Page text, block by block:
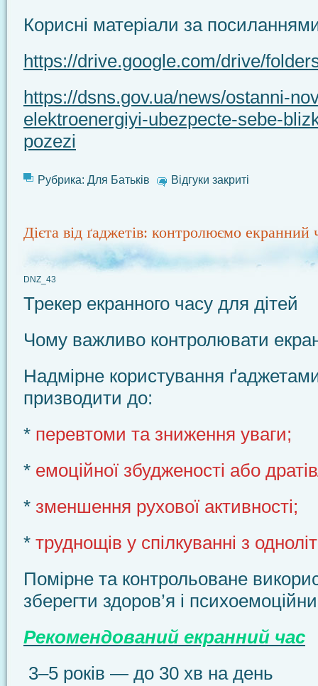
Корисні матеріали за
https://drive.google.com/drive/
https://dsns.gov.ua/news/ostanni-
elektroenergiyi-ubezpecte-sebe-
pozezi
Рубрика: Для Батьків Відгуки закриті
Дієта від ґаджетів: контролюємо екранний
DNZ_43
Трекер екранного часу для дітей
Чому важливо контролювати
Надмірне користування
призводити до:
* перевтоми та зниження уваги;
* емоційної збудженості або
* зменшення рухової активності;
* труднощів у спілкуванні з
Помірне та контрольоване
зберегти здоров’я і
Рекомендований екранний час
3–5 років — до 30 хв на день